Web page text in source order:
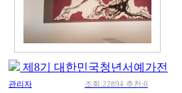
제8기 대한민국청년서예가전
관리자 조회:22894 추천:0